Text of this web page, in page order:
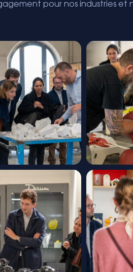
pour nos industries et